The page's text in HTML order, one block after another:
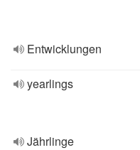
Entwicklungen
yearlings
Jährlinge